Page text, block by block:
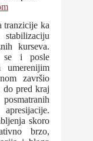
tranzicije ka
kurseva.
se i posle
umerenijim
završio
pred kraj
skoro
brzo,